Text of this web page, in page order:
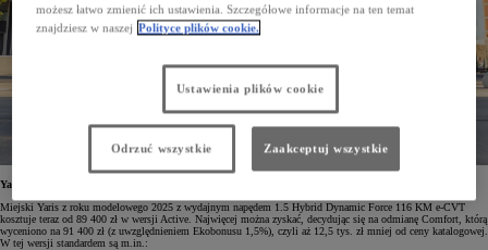
Yaris z napędem hybrydowym od 690 zł netto miesięcznie
Miejski Yaris z roku modelowego 2025 z wydajnym napędem 1.5 Hybrid Dynamic Force 116 KM e-CVT
kosztuje teraz od 89 400 zł w wersji Active. Najwięcej można zyskać, decydując się na odmianę Comfort, którą
wyceniono na 91 400 zł (z uwzględnieniem Ekobonusu 1,5%), czyli aż 12,5 tys. zł mniej od ceny katalogowej.
W tej wersji standardem są m.in.:
możesz łatwo zmienić ich ustawienia. Szczegółowe informacje na ten temat
znajdziesz w naszej Polityce plików cookie.
Ustawienia plików cookie
Odrzuć wszystkie Zaakceptuj wszystkie